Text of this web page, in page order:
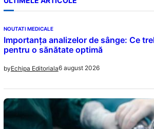
NOUTATI MEDICALE
Importanța analizelor de sânge: Ce
pentru o sănătate optimă
byEchipa Editoriala6 august 2026